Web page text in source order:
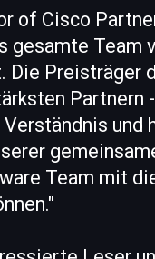
of Cisco
gesamte Team
Die Preisträger
Partnern
und
Team mit